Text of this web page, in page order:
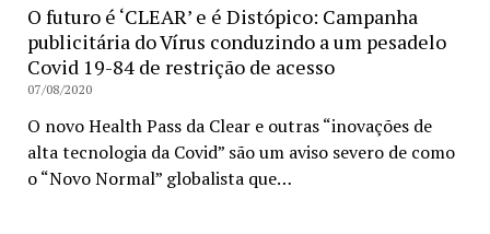
O futuro é ‘CLEAR’ e é Distópico: Campanha
publicitária do Vírus conduzindo a um pesadelo
Covid 19-84 de restrição de acesso
07/08/2020
O novo Health Pass da Clear e outras “inovações de
alta tecnologia da Covid” são um aviso severo de como
o “Novo Normal” globalista que…